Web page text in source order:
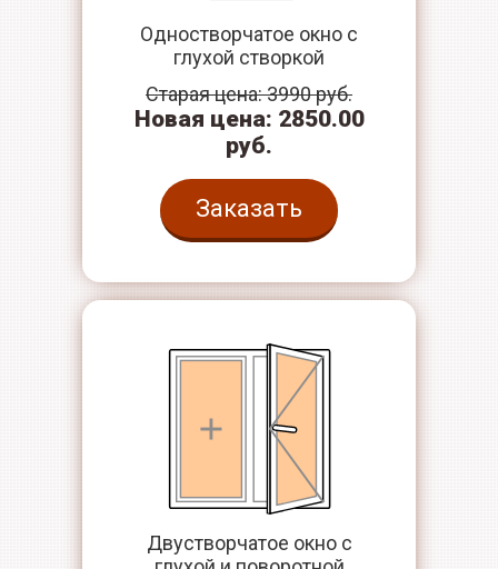
Одностворчатое окно с
глухой створкой
Старая цена: 3990 руб.
Новая цена: 2850.00
руб.
Заказать
Двустворчатое окно с